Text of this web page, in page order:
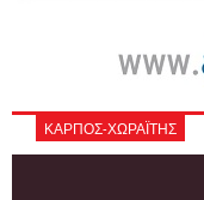
ΚΑΡΠΟΣ-ΧΩΡΑΪΤΗΣ